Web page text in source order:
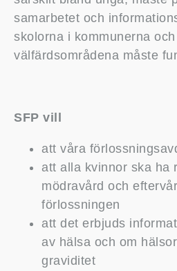
samarbetet och
skolorna i kommunerna
välfärdsområdena måste
SFP vill
att våra
att alla kvinnor ska ha
mödravård och
förlossningen
att det erbjuds
av hälsa och om
graviditet